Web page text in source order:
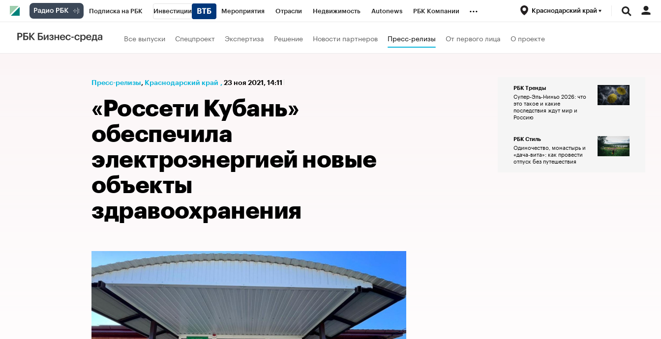
Подписка на РБК Инвестиции Мероприятия Отрасли Недвижимость Autonews РБК Компании
Телеканал
Спецпроекты Проверка контрагентов Политика
... Краснодарский край
Все выпуски Спецпроект Экспертиза Решение Новости партнеров Пресс-релизы От первого лица О проекте
Пресс-релизы⁠, Краснодарский край , 23 ноя 2021, 14:11
«Россети Кубань»
обеспечила
электроэнергией новые
объекты
здравоохранения
РБК Тренды
Супер-Эль-Ниньо 2026: что
это такое и какие
последствия ждут мир и
Россию
РБК Стиль
Одиночество, монастырь и
«дача-вита»: как провести
отпуск без путешествия